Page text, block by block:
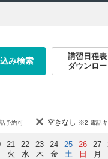
み検索
講習日程
ダウンロー
予約可 空きなし ※2 電話キ
21
火
22
水
23
木
24
金
25
土
26
日
27
月